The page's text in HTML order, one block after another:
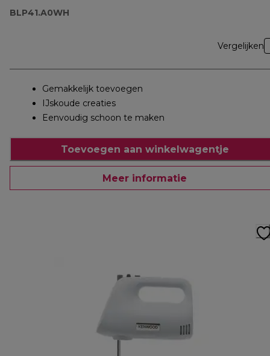
BLP41.A0WH
Vergelijken
Gemakkelijk toevoegen
IJskoude creaties
Eenvoudig schoon te maken
Toevoegen aan winkelwagentje
Meer informatie